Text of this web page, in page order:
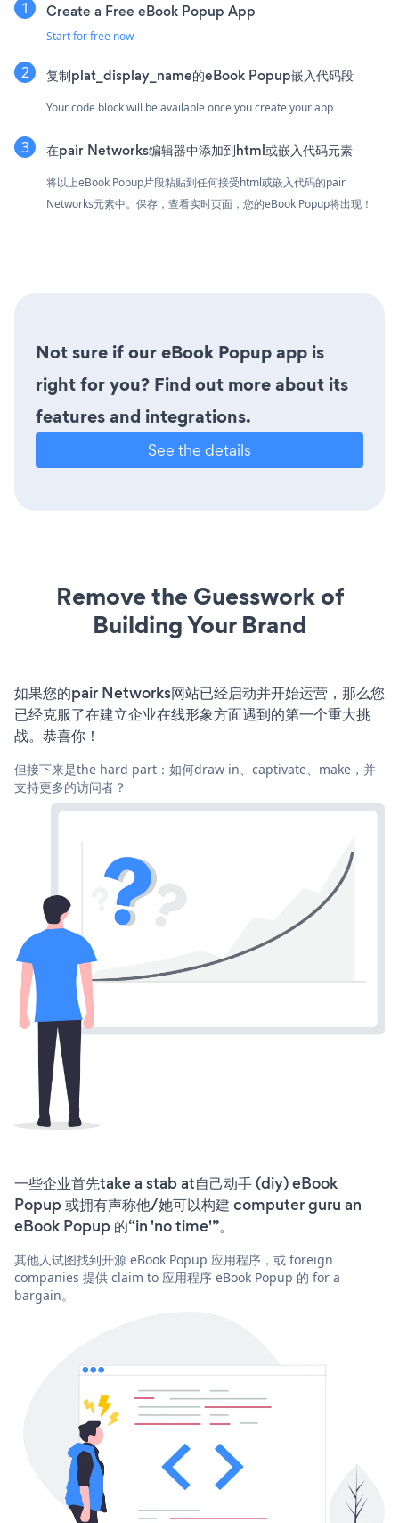
Create a Free eBook Popup App
Start for free now
复制plat_display_name的eBook Popup嵌入代码段
Your code block will be available once you create your app
在pair Networks编辑器中添加到html或嵌入代码元素
将以上eBook Popup片段粘贴到任何接受html或嵌入代码的pair
Networks元素中。保存，查看实时页面，您的eBook Popup将出现！
Not sure if our eBook Popup app is
right for you? Find out more about its
features and integrations.
See the details
Remove the Guesswork of
Building Your Brand
如果您的pair Networks网站已经启动并开始运营，那么您
已经克服了在建立企业在线形象方面遇到的第一个重大挑
战。恭喜你！
但接下来是the hard part：如何draw in、captivate、make，并
支持更多的访问者？
一些企业首先take a stab at自己动手 (diy) eBook
Popup 或拥有声称他/她可以构建 computer guru an
eBook Popup 的“in 'no time'”。
其他人试图找到开源 eBook Popup 应用程序，或 foreign
companies 提供 claim to 应用程序 eBook Popup 的 for a
bargain。